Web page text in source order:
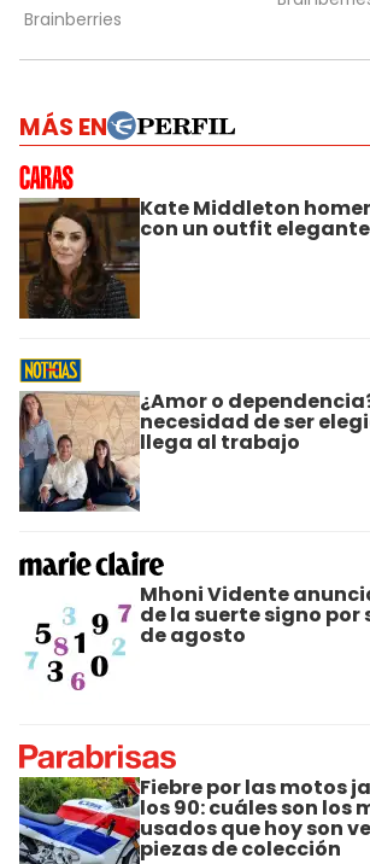
MÁS EN
Kate Middleton
con un outfit
¿Amor o
necesidad de ser
llega al trabajo
Mhoni Vidente
de la suerte signo por
de agosto
Fiebre por las motos
los 90: cuáles son los
usados que hoy son
piezas de colección